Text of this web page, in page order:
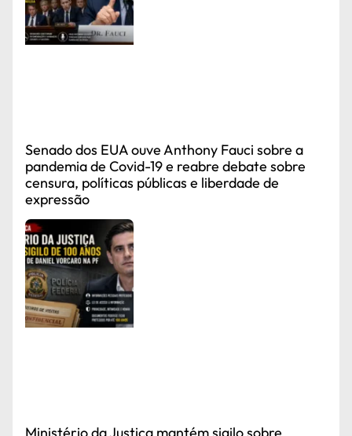
Senado dos EUA ouve Anthony Fauci sobre a
pandemia de Covid-19 e reabre debate sobre
censura, políticas públicas e liberdade de
expressão